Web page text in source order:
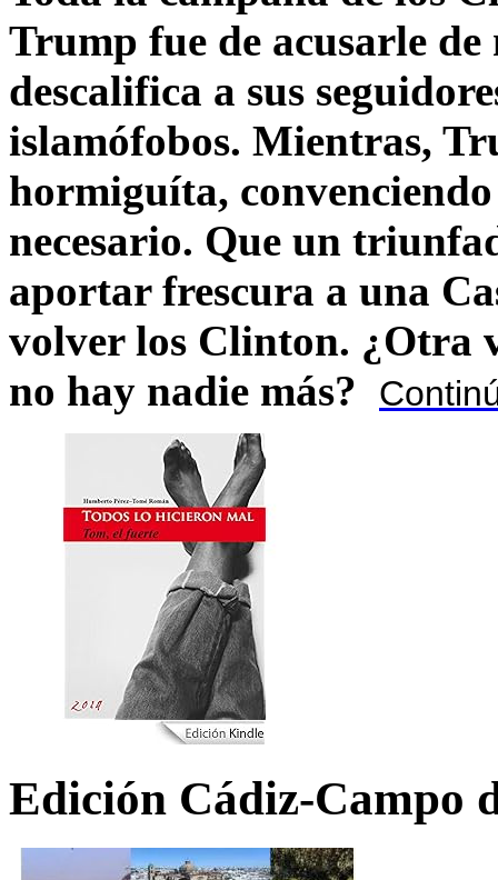
Trump fue de acusarle
descalifica a sus
islamófobos. Mientras,
hormiguíta,
necesario. Que un
aportar frescura a una
volver los Clinton. ¿Otra
no hay nadie más?
Edición Cádiz-Campo